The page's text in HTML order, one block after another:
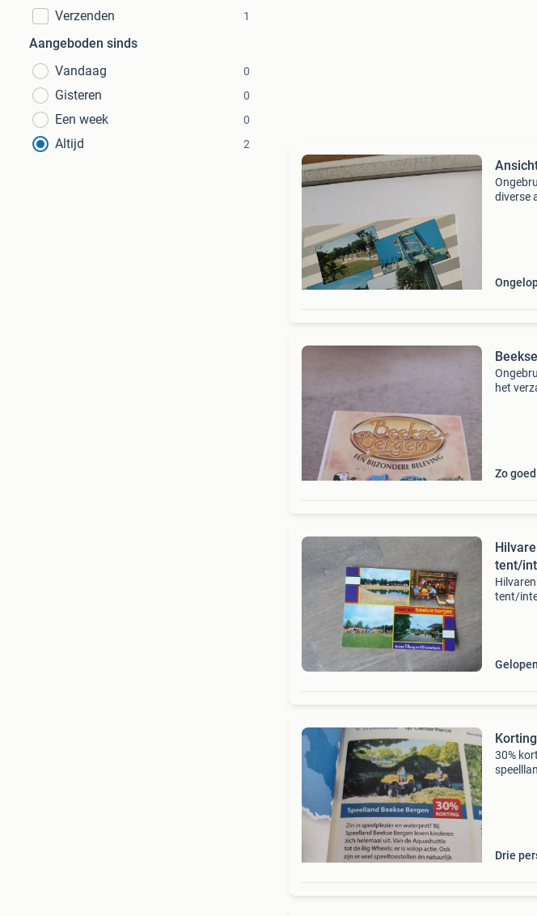
Verzenden 1
Aangeboden sinds
Vandaag
0
Gisteren 0
Een week 0
Altijd 2
diverse
het
Zo
tent/
tent/
Gelopen
30%
Drie